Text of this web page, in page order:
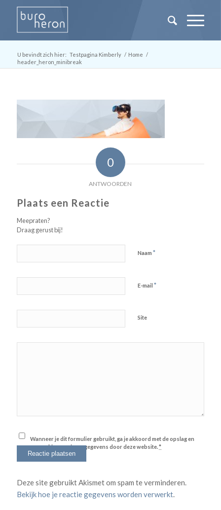
U bevindt zich hier: Testpagina Kimberly / Home /
header_heron_minibreak
0
ANTWOORDEN
Plaats een Reactie
Meepraten?
Draag gerust bij!
Naam *
E-mail *
Site
Wanneer je dit formulier gebruikt, ga je akkoord met de opslag en
verwerking van jouw gegevens door deze website.*
Deze site gebruikt Akismet om spam te verminderen.
Bekijk hoe je reactie gegevens worden verwerkt.